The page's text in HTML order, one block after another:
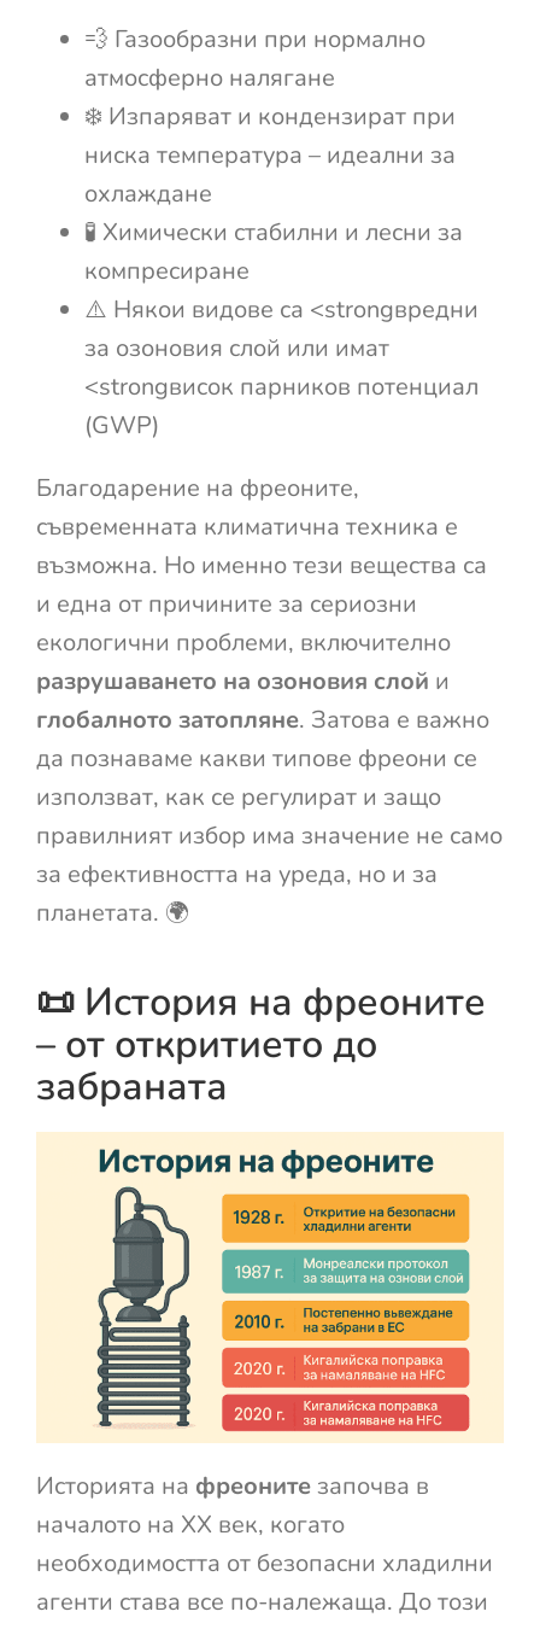
💨 Газообразни при нормално
атмосферно налягане
❄️ Изпаряват и кондензират при
ниска температура – идеални за
охлаждане
🧪 Химически стабилни и лесни за
компресиране
⚠️ Някои видове са <strongвредни
за озоновия слой или имат
<strongвисок парников потенциал
(GWP)
Благодарение на фреоните,
съвременната климатична техника е
възможна. Но именно тези вещества са
и една от причините за сериозни
екологични проблеми, включително
разрушаването на озоновия слой и
глобалното затопляне. Затова е важно
да познаваме какви типове фреони се
използват, как се регулират и защо
правилният избор има значение не само
за ефективността на уреда, но и за
планетата. 🌍
📜 История на фреоните
– от откритието до
забраната
Историята на фреонитезапочва в
началото на XX век, когато
необходимостта от безопасни хладилни
агенти става все по-належаща. До този